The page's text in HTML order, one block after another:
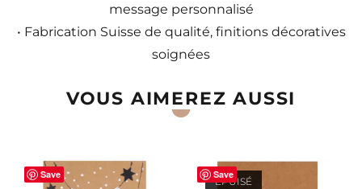
message personnalisé
• Fabrication Suisse de qualité, finitions décoratives
soignées
VOUS AIMEREZ AUSSI
Save Save
ÉPUISÉ